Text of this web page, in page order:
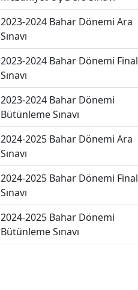
2023-2024 Bahar Dönemi Ara
Sınavı
2023-2024 Bahar Dönemi Final
Sınavı
2023-2024 Bahar Dönemi
Bütünleme Sınavı
2024-2025 Bahar Dönemi Ara
Sınavı
2024-2025 Bahar Dönemi Final
Sınavı
2024-2025 Bahar Dönemi
Bütünleme Sınavı